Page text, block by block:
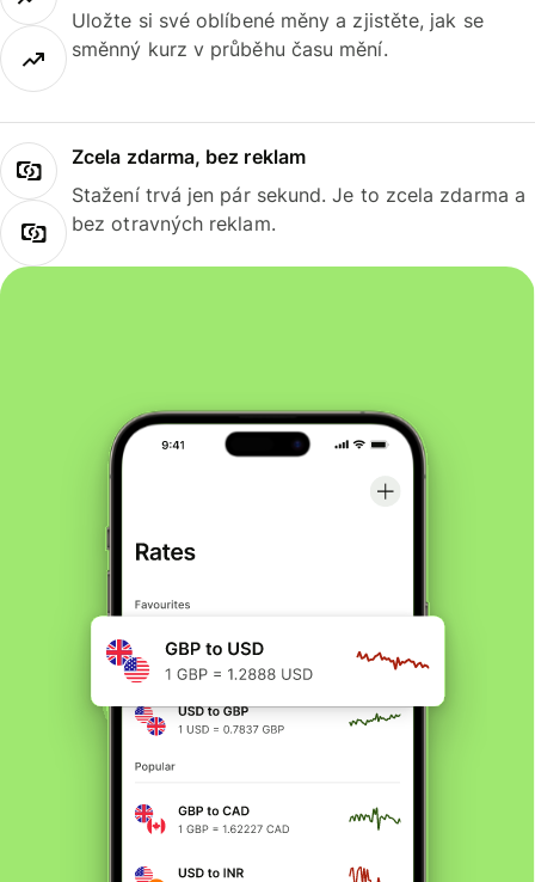
Uložte si své oblíbené měny a zjistěte, jak se
směnný kurz v průběhu času mění.
Zcela zdarma, bez reklam
Stažení trvá jen pár sekund. Je to zcela zdarma a
bez otravných reklam.